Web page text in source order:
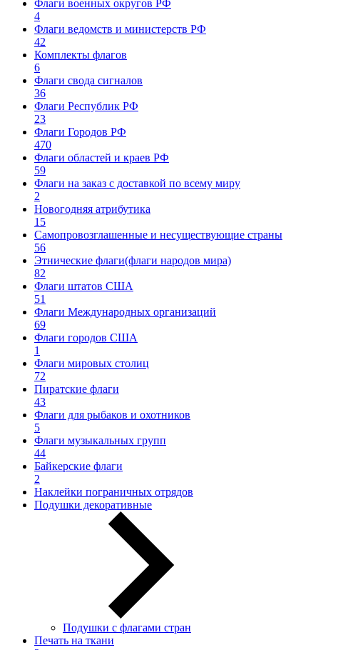
Флаги военных округов РФ
4
Флаги ведомств и министерств РФ
42
Комплекты флагов
6
Флаги свода сигналов
36
Флаги Республик РФ
23
Флаги Городов РФ
470
Флаги областей и краев РФ
59
Флаги на заказ с доставкой по всему миру
2
Новогодняя атрибутика
15
Самопровозглашенные и несуществующие страны
56
Этнические флаги(флаги народов мира)
82
Флаги штатов США
51
Флаги Международных организаций
69
Флаги городов США
1
Флаги мировых столиц
72
Пиратские флаги
43
Флаги для рыбаков и охотников
5
Флаги музыкальных групп
44
Байкерские флаги
2
Наклейки пограничных отрядов
Подушки декоративные
Подушки с флагами стран
Печать на ткани